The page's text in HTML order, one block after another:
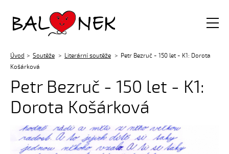
Balónek z.s.
Úvod Soutěže Literární soutěže
Petr Bezruč - 150 let - K1: Dorota
Košárková
Petr Bezruč - 150 let - K1:
Dorota Košárková